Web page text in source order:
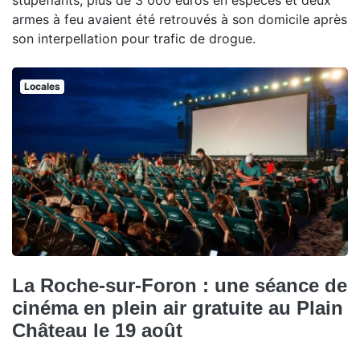
armes à feu avaient été retrouvés à son domicile après
son interpellation pour trafic de drogue.
Locales
La Roche-sur-Foron : une séance de
cinéma en plein air gratuite au Plain
Château le 19 août